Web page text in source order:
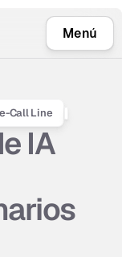
Menú
Call Line
IA